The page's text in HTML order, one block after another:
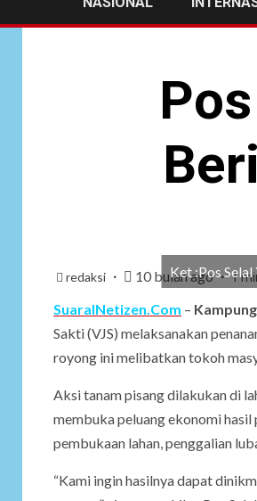
redaksi 10 bulan ago 1
Ket :Pos
SuaraINetizen.Com –
Sakti (VJS) melaksanakan
royong ini melibatkan tokoh
Aksi tanam pisang dilakukan di
membuka peluang ekonomi
pembukaan lahan, penggalian
“Kami ingin hasilnya dapat